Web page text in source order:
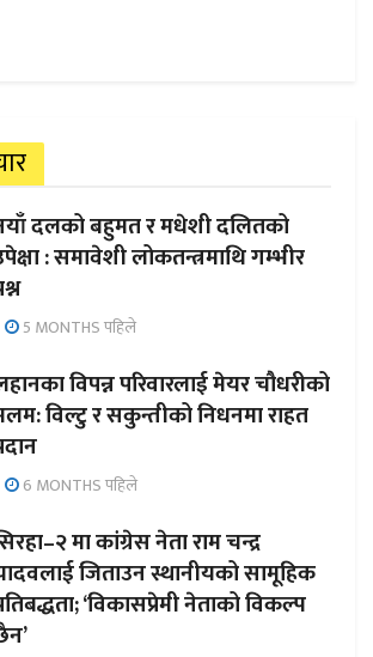
दलको बहुमत र मधेशी दलितको
: समावेशी लोकतन्त्रमाथि गम्भीर
5 MONTHS पहिले
विपन्न परिवारलाई मेयर चौधरीको
विल्टु र सकुन्तीको निधनमा राहत
6 MONTHS पहिले
मा कांग्रेस नेता राम चन्द्र
जिताउन स्थानीयको सामूहिक
‘विकासप्रेमी नेताको विकल्प